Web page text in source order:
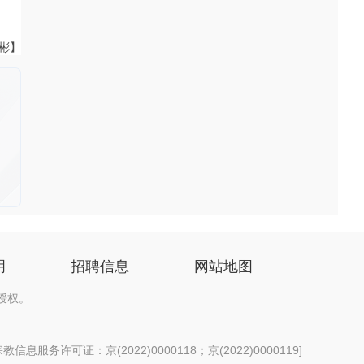
】
招聘信息 网站地图
。
教信息服务许可证：京(2022)0000118；京(2022)0000119]